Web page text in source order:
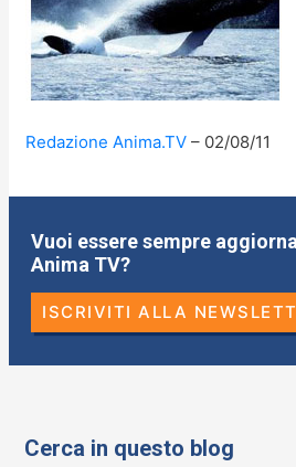
Redazione Anima.TV 02/08/11
Vuoi essere sempre
Anima TV?
ISCRIVITI ALLA
Cerca in questo blog